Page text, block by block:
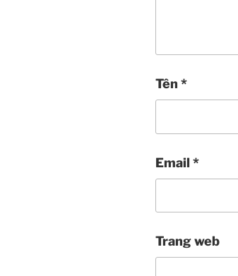
Tên *
Email *
Trang web